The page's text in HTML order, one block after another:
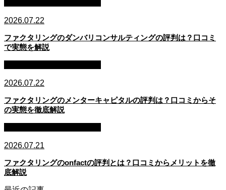
2026.07.22
ファクタリングのダンバリコンサルティングの評判は？口コミ
で実態を解説
2026.07.22
ファクタリングのメンターキャピタルの評判は？口コミからそ
の実態を徹底解説
2026.07.21
ファクタリングのonfactの評判とは？口コミからメリットを徹
底解説